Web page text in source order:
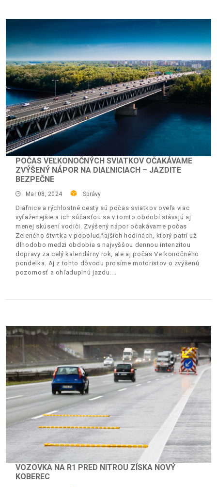
POČAS VEĽKONOČNÝCH SVIATKOV OČAKÁVAME
ZVÝŠENÝ NÁPOR NA DIAĽNICIACH – JAZDITE
BEZPEČNE
Mar 08, 2024 Správy
Diaľnice a rýchlostné cesty sú počas sviatkov oveľa viac
vyťaženejšie a ich súčasťou sa v tomto období stávajú aj
menej skúsení vodiči. Zvýšený nápor očakávame počas
Zeleného štvrtka v popoludňajších hodinách, ktorý patrí už
dlhodobo medzi obdobia s najvyššou dennou intenzitou
dopravy za celý kalendárny rok, ale aj počas Veľkonočného
pondelka. Aj z tohto dôvodu prosíme motoristov o zvýšenú
pozornosť a ohľaduplnú jazdu.
VOZOVKA NA R1 PRED NITROU ZÍSKA NOVÝ
KOBEREC